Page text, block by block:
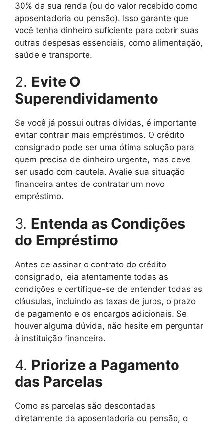
30% da sua renda (ou do valor recebido como
aposentadoria ou pensão). Isso garante que
você tenha dinheiro suficiente para cobrir suas
outras despesas essenciais, como alimentação,
saúde e transporte.
2. Evite O
Superendividamento
Se você já possui outras dívidas, é importante
evitar contrair mais empréstimos. O crédito
consignado pode ser uma ótima solução para
quem precisa de dinheiro urgente, mas deve
ser usado com cautela. Avalie sua situação
financeira antes de contratar um novo
empréstimo.
3. Entenda as Condições
do Empréstimo
Antes de assinar o contrato do crédito
consignado, leia atentamente todas as
condições e certifique-se de entender todas as
cláusulas, incluindo as taxas de juros, o prazo
de pagamento e os encargos adicionais. Se
houver alguma dúvida, não hesite em perguntar
à instituição financeira.
4. Priorize a Pagamento
das Parcelas
Como as parcelas são descontadas
diretamente da aposentadoria ou pensão, o